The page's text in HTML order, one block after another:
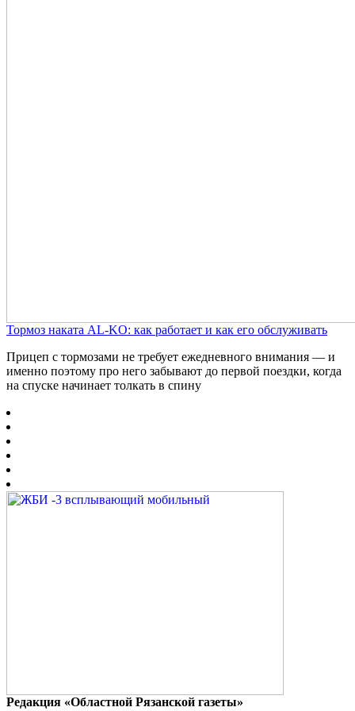
Тормоз наката AL-KO: как работает и как его обслуживать
Прицеп с тормозами не требует ежедневного внимания — и
именно поэтому про него забывают до первой поездки, когда
на спуске начинает толкать в спину
Редакция «Областной Рязанской газеты»